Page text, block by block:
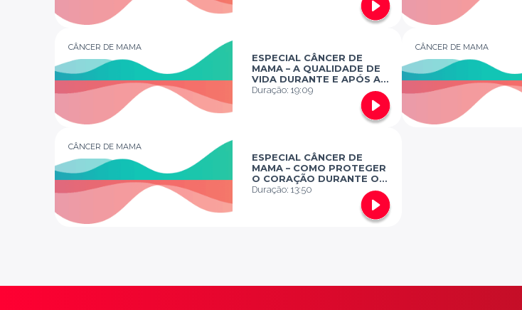
CÂNCER DE MAMA
ESPECIAL CÂNCER DE
MAMA – A QUALIDADE DE
VIDA DURANTE E APÓS A
QUIMIOTERAPIA
Duração: 19:09
CÂNCER DE MAMA
CÂNCER DE MAMA
ESPECIAL CÂNCER DE
MAMA – COMO PROTEGER
O CORAÇÃO DURANTE O
TRATAMENTO
Duração: 13:50